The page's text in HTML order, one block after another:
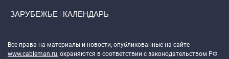
ЗАРУБЕЖЬЕ КАЛЕНДАРЬ
Все права на материалы и новости, опубликованные на сайте
www.cableman.ru, охраняются в соответствии с законодательством РФ.